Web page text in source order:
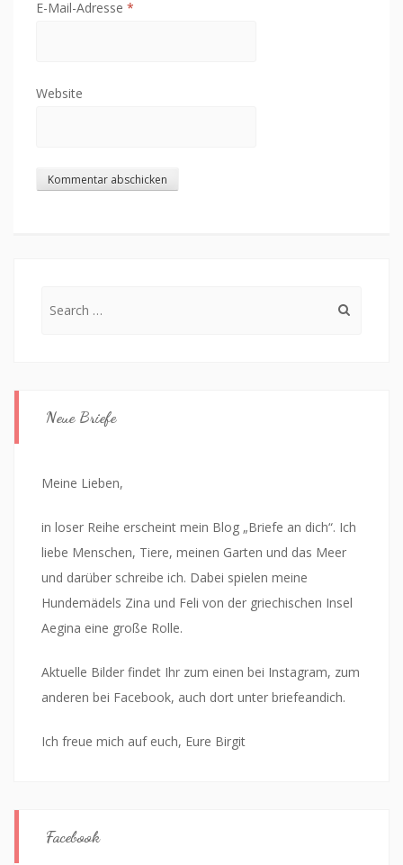
E-Mail-Adresse *
Website
Neue Briefe
Meine Lieben,
in loser Reihe erscheint mein Blog „Briefe an dich“. Ich
liebe Menschen, Tiere, meinen Garten und das Meer
und darüber schreibe ich. Dabei spielen meine
Hundemädels Zina und Feli von der griechischen Insel
Aegina eine große Rolle.
Aktuelle Bilder findet Ihr zum einen bei Instagram, zum
anderen bei Facebook, auch dort unter briefeandich.
Ich freue mich auf euch, Eure Birgit
Facebook